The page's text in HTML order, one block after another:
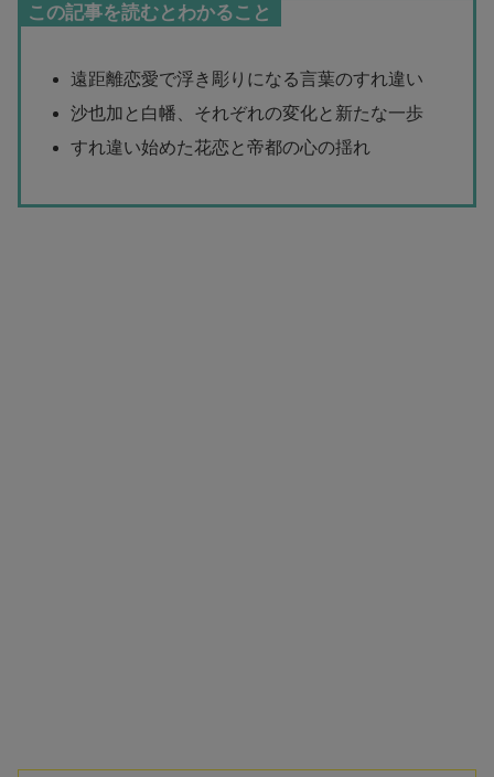
この記事を読むとわかること
遠距離恋愛で浮き彫りになる言葉のすれ違い
沙也加と白幡、それぞれの変化と新たな一歩
すれ違い始めた花恋と帝都の心の揺れ